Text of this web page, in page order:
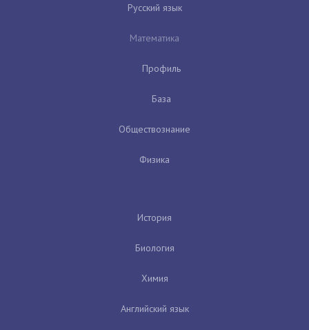
Русский язык
Математика
Профиль
База
Обществознание
Физика
История
Биология
Химия
Английский язык